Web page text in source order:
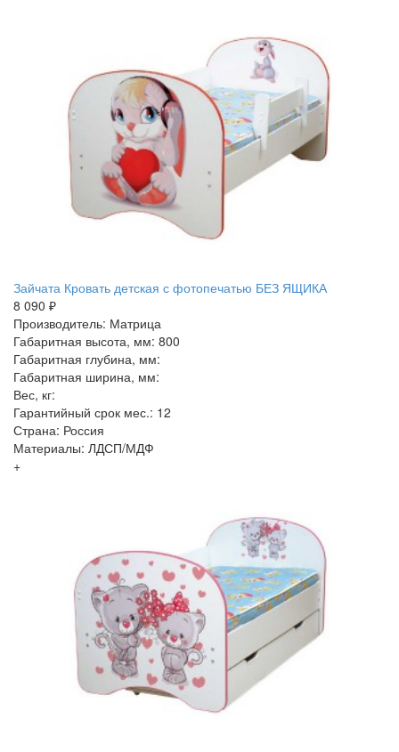
Зайчата Кровать детская с фотопечатью БЕЗ ЯЩИКА
8 090 ₽
Производитель: Матрица
Габаритная высота, мм: 800
Габаритная глубина, мм:
Габаритная ширина, мм:
Вес, кг:
Гарантийный срок мес.: 12
Страна: Россия
Материалы: ЛДСП/МДФ
+